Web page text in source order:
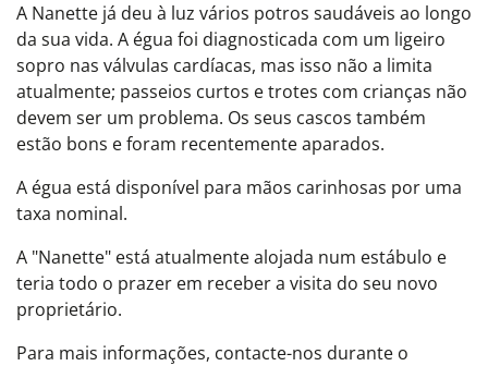
A Nanette já deu à luz vários potros saudáveis ao longo
da sua vida. A égua foi diagnosticada com um ligeiro
sopro nas válvulas cardíacas, mas isso não a limita
atualmente; passeios curtos e trotes com crianças não
devem ser um problema. Os seus cascos também
estão bons e foram recentemente aparados.
A égua está disponível para mãos carinhosas por uma
taxa nominal.
A "Nanette" está atualmente alojada num estábulo e
teria todo o prazer em receber a visita do seu novo
proprietário.
Para mais informações, contacte-nos durante o